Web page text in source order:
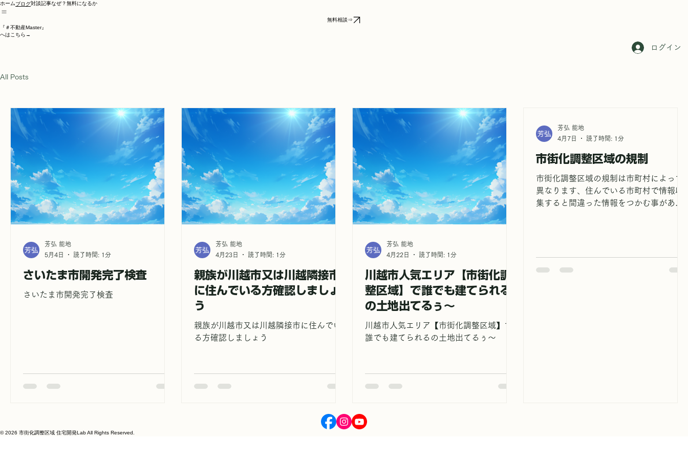
ホームブログ対談記事なぜ？無料になるか
無料相談⇒
『＃不動産Master』
へはこちら→
ログイン
All Posts
さいたま市開発完了検査
さいたま市開発完了検査
芳弘 能地
5月4日
読了時間: 1分
親族が川越市又は川越隣接市
に住んでいる方確認しましょ
う
親族が川越市又は川越隣接市に住んでい
る方確認しましょう
芳弘 能地
4月23日
読了時間: 1分
川越市人気エリア【市街化調
整区域】で誰でも建てられる
の土地出てるぅ〜
川越市人気エリア【市街化調整区域】で
誰でも建てられるの土地出てるぅ〜
芳弘 能地
4月22日
読了時間: 1分
市街化調整区域の規制
市街化調整区域の規制は市町村によって
異なります、住んでいる市町村で情報収
集すると間違った情報をつかむ事があり
芳弘 能地
4月7日
読了時間: 1分
© 2026 市街化調整区域 住宅開発Lab All Rights Reserved.